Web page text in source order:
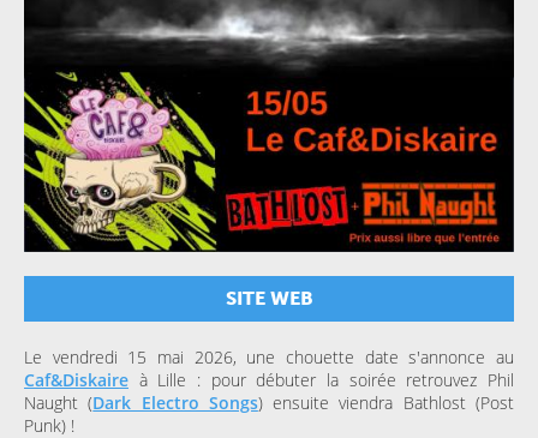
SITE WEB
Le vendredi 15 mai 2026, une chouette date s'annonce au
Caf&Diskaire à Lille : pour débuter la soirée retrouvez Phil
Naught (Dark Electro Songs) ensuite viendra Bathlost (Post
Punk) !